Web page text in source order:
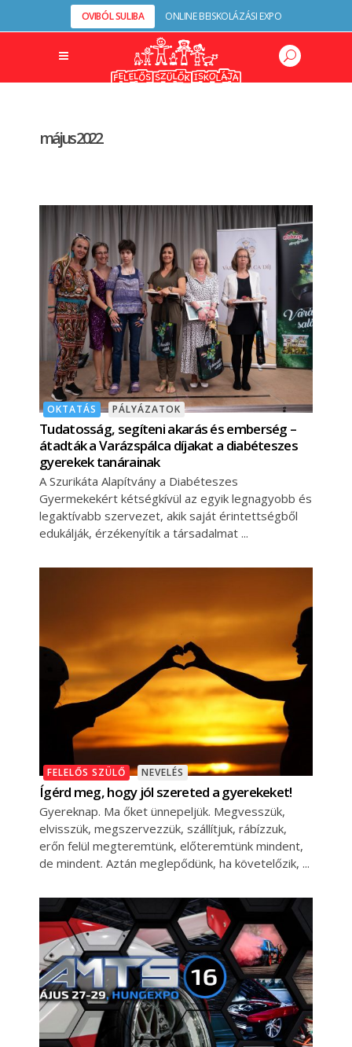
OVIBÓL SULIBA ONLINE BEISKOLÁZÁSI EXPO
május 2022
OKTATÁS PÁLYÁZATOK
Tudatosság, segíteni akarás és emberség –
átadták a Varázspálca díjakat a diabéteszes
gyerekek tanárainak
A Szurikáta Alapítvány a Diabéteszes
Gyermekekért kétségkívül az egyik legnagyobb és
legaktívabb szervezet, akik saját érintettségből
edukálják, érzékenyítik a társadalmat
FELELŐS SZÜLŐ NEVELÉS
Ígérd meg, hogy jól szereted a gyerekeket!
Gyereknap. Ma őket ünnepeljük. Megvesszük,
elvisszük, megszervezzük, szállítjuk, rábízzuk,
erőn felül megteremtünk, előteremtünk mindent,
de mindent. Aztán meglepődünk, ha követelőzik,